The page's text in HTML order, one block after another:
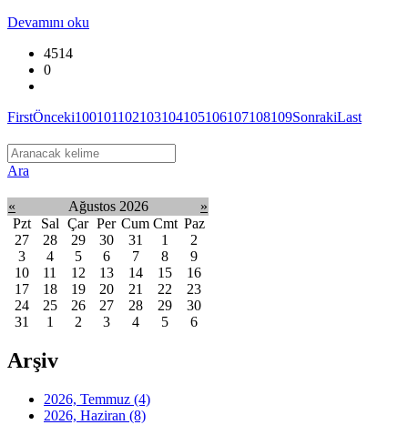
Devamını oku
4514
0
FirstÖnceki100101102103104105106107108109SonrakiLast
Ara
« Ağustos 2026
»
Pzt
Sal Çar Per Cum Cmt Paz
27
28 29 30 31 1
2
3
4 5 6 7 8
9
10
11 12 13 14 15
16
17
18 19 20 21 22
23
24
25 26 27 28 29
30
31
1 2 3 4 5 6
Arşiv
2026, Temmuz (4)
2026, Haziran (8)